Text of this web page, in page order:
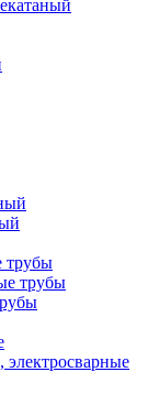
трубы
трубы